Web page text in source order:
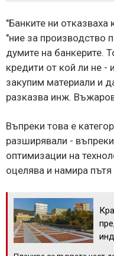
"Банките ни
"ние за производство
думите на банкерите.
кредити от кой ли не -
закупим материали и
разказва инж.
Въпреки това е
разширявали -
оптимизации на
оцелява и намира пътя